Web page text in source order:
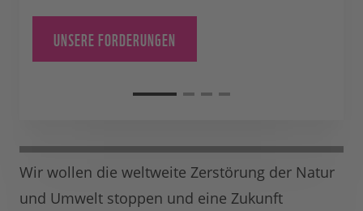
UNSERE FORDERUNGEN
Wir wollen die weltweite Zerstörung der Natur
und Umwelt stoppen und eine Zukunft